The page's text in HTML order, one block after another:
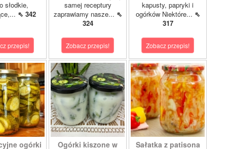
słodkie,
⇖ 342
przepis!
samej receptury
zaprawiamy nasze... ⇖
324
Zobacz przepis!
kapusty, papryki i
ogórków Niektóre... ⇖
317
Zobacz przepis!
ogórki Ogórki kiszone w Sałatka z patisona